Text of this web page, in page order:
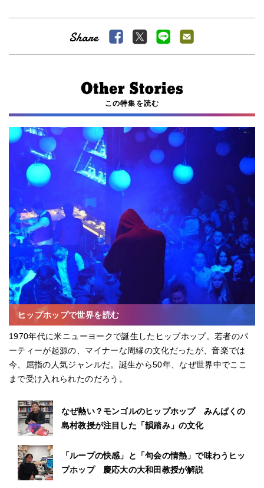
この特集を読む
ヒップホップで世界を読む
1970年代に米ニューヨークで誕生したヒップホップ。若者のパ
ーティーが起源の、マイナーな周縁の文化だったが、音楽では
今、屈指の人気ジャンルだ。誕生から50年、なぜ世界中でここ
まで受け入れられたのだろう。
なぜ熱い？モンゴルのヒップホップ みんぱくの
島村教授が注目した「韻踏み」の文化
「ループの快感」と「句会の情熱」で味わうヒッ
プホップ 慶応大の大和田教授が解説